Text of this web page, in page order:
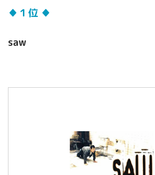
♦１位 ♦
saw